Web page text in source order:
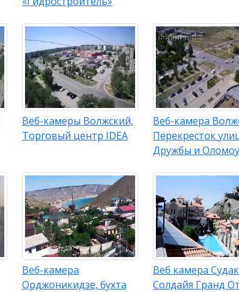
Веб-камеры Волжский,
Торговый центр IDEA
Веб-камера
Перекресток
Дружбы и
Веб-камера
Орджоникидзе, бухта
Веб камера
Солдайя Гранд